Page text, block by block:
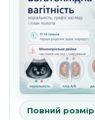
Повний розмір